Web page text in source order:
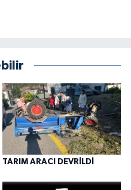
TARIM ARACI DEVRİLDİ